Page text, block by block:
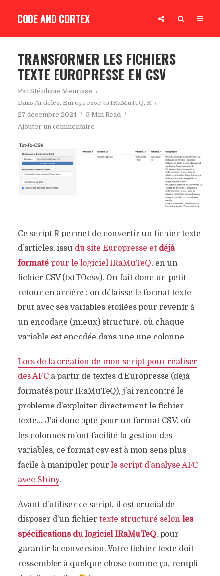
CODE AND CORTEX
TRANSFORMER LES FICHIERS
TEXTE EUROPRESSE EN CSV
Par Stéphane Meurisse
Dans Articles, Europresse to IRaMuTeQ, R
27 décembre 2024
5 Min Read
Ajouter un commentaire
Ce script R permet de convertir un fichier texte
d’articles, issu du site Europresse et déjà
formatépour le logiciel IRaMuTeQ, en un
fichier CSV (txtTOcsv). On fait donc un petit
retour en arrière : on délaisse le format texte
brut avec ses variables étoilées pour revenir à
un encodage (mieux) structuré, où chaque
variable est encodée dans une une colonne.
Lors de la création de mon script pour réaliser
des AFCà partir de textes d’Europresse (déjà
formatés pour IRaMuTeQ), j’ai rencontré le
probleme d’exploiter directement le fichier
texte… J’ai donc opté pour un format CSV, où
les colonnes m’ont facilité la gestion des
variables, ce format csv est à mon sens plus
facile à manipuler pour le script d’analyse AFC
avec Shiny.
Avant d’utiliser ce script, il est crucial de
disposer d’un fichier texte structuré selon les
spécifications du logiciel IRaMuTeQ, pour
garantir la conversion. Votre fichier texte doit
ressembler à quelque chose comme ça, rempli